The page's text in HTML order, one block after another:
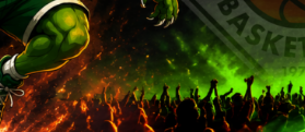
SÉNIORS
LOISIRS